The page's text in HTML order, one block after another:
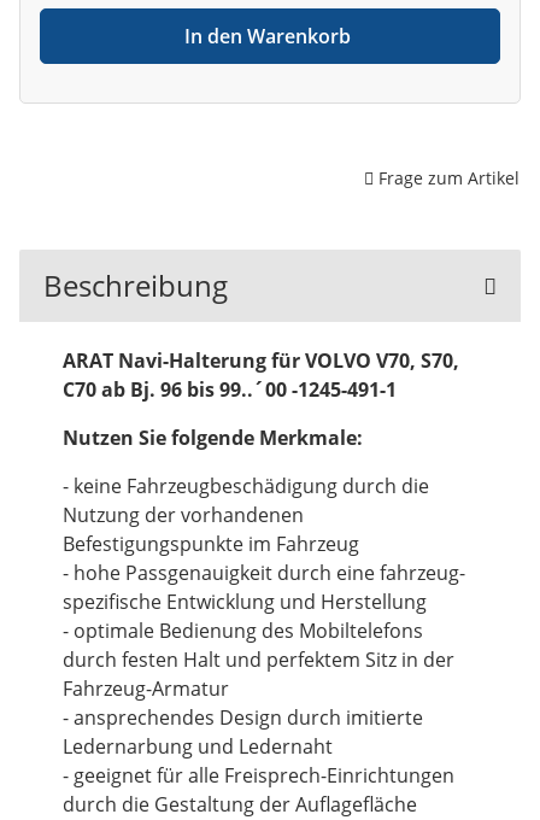
In den Warenkorb
Frage zum Artikel
Beschreibung
ARAT Navi-Halterung für VOLVO V70, S70,
C70 ab Bj. 96 bis 99..´00 -1245-491-1
Nutzen Sie folgende Merkmale:
- keine Fahrzeugbeschädigung durch die
Nutzung der vorhandenen
Befestigungspunkte im Fahrzeug
- hohe Passgenauigkeit durch eine fahrzeug-
spezifische Entwicklung und Herstellung
- optimale Bedienung des Mobiltelefons
durch festen Halt und perfektem Sitz in der
Fahrzeug-Armatur
- ansprechendes Design durch imitierte
Ledernarbung und Ledernaht
- geeignet für alle Freisprech-Einrichtungen
durch die Gestaltung der Auflagefläche